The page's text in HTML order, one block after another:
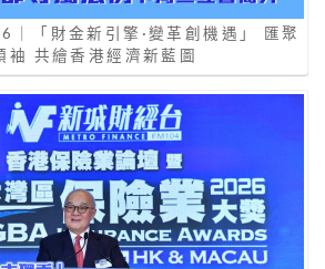
｜「財金新引擎·變革創機遇」 匯聚
袖 共繪香港經濟新藍圖